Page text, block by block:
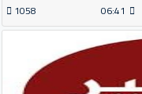
06:41
1058